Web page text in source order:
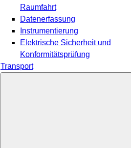
Raumfahrt
Datenerfassung
Instrumentierung
Elektrische Sicherheit und
Konformitätsprüfung
Transport